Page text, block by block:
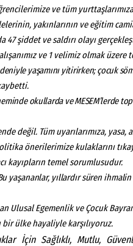
ve tüm
yakınlarının ve eğitim
şiddet ve saldırı olayı
ve 1 velimiz olmak üzere
yaşamını yitirirken; çocuk
okullarda ve MESEM’lerde
değil. Tüm uyarılarımıza, yasa,
önerilerimize kulaklarını
kayıpların temel sorumlusudur.
yaşananlar, yıllardırsüren ihmalin
Egemenlik ve Çocuk
bir ülke hayaliyle karşılıyoruz.
İçin Sağlıklı, Mutlu,